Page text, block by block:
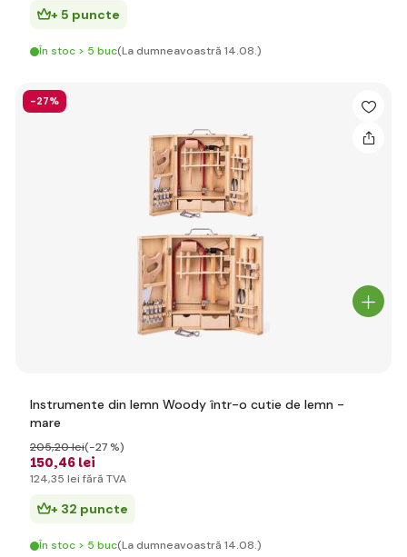
+ 5 puncte
În stoc > 5 buc(La dumneavoastră 14.08.)
-27%
Instrumente din lemn Woody într-o cutie de lemn -
mare
150,46 lei
205,20 lei(-27 %)
124,35 lei fără TVA
+ 32 puncte
În stoc > 5 buc(La dumneavoastră 14.08.)